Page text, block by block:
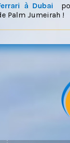
à Dubai
Palm Jumeirah !